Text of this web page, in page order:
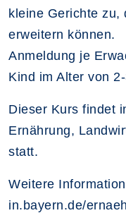
kleine Gerichte zu,
erweitern können.
Anmeldung je
Kind im Alter von
Dieser Kurs findet
Ernährung,
statt.
Weitere
in.bayern.de/